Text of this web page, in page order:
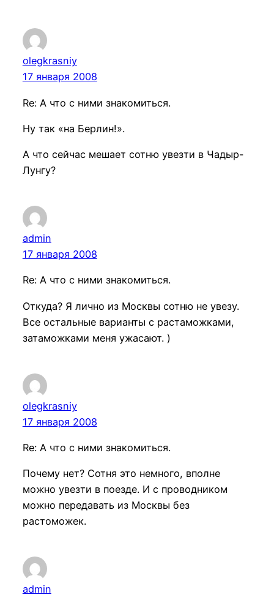
olegkrasniy
17 января 2008
Re: А что с ними знакомиться.
Ну так «на Берлин!».
А что сейчас мешает сотню увезти в Чадыр-
Лунгу?
admin
17 января 2008
Re: А что с ними знакомиться.
Откуда? Я лично из Москвы сотню не увезу.
Все остальные варианты с растаможками,
затаможками меня ужасают. )
olegkrasniy
17 января 2008
Re: А что с ними знакомиться.
Почему нет? Сотня это немного, вполне
можно увезти в поезде. И с проводником
можно передавать из Москвы без
растоможек.
admin